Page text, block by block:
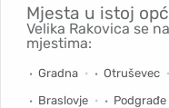
Mjesta u istoj
Velika Rakovica se
mjestima:
Gradna Otruševec
Braslovje